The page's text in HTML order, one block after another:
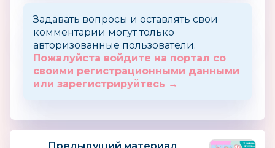
Задавать вопросы и оставлять свои
комментарии могут только
авторизованные пользователи.
Пожалуйста войдите на портал со
своими регистрационными данными
или зарегистрируйтесь →